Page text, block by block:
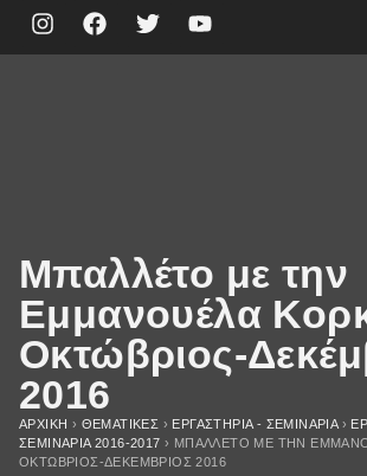
Μπαλλέτο με την
Εμμανουέλα
Οκτώβριος-
2016
ΑΡΧΙΚΉ › ΘΕΜΑΤΙΚΈΣ › ΕΡΓΑΣΤΗΡΙΑ - ΣΕΜΙΝΑΡΙΑ›
ΣΕΜΙΝΑΡΙΑ 2016-2017 › ΜΠΑΛΛΈΤΟ ΜΕ ΤΗΝ
ΟΚΤΏΒΡΙΟΣ-ΔΕΚΈΜΒΡΙΟΣ 2016